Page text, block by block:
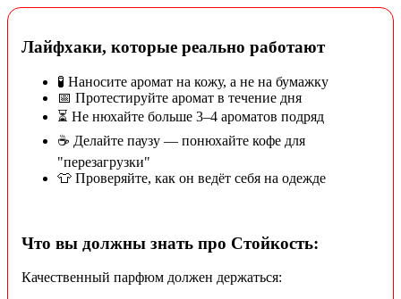
Лайфхаки, которые реально работают
🧪 Наносите аромат на кожу, а не на бумажку
📅 Протестируйте аромат в течение дня
⏳ Не нюхайте больше 3–4 ароматов подряд
☕ Делайте паузу — понюхайте кофе для
"перезагрузки"
👕 Проверяйте, как он ведёт себя на одежде
Что вы должны знать про Стойкость:
Качественный парфюм должен держаться: